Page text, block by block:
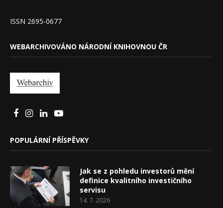
ISSN 2695-0677
WEBARCHIVOVÁNO NÁRODNÍ KNIHOVNOU ČR
POPULÁRNÍ PŘÍSPĚVKY
Jak se z pohledu investorů mění
definice kvalitního investičního
servisu
14. 7. 2026